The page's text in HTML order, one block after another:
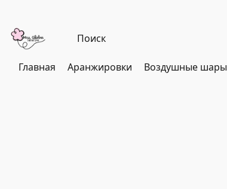
Главная Аранжировки Воздушные шары